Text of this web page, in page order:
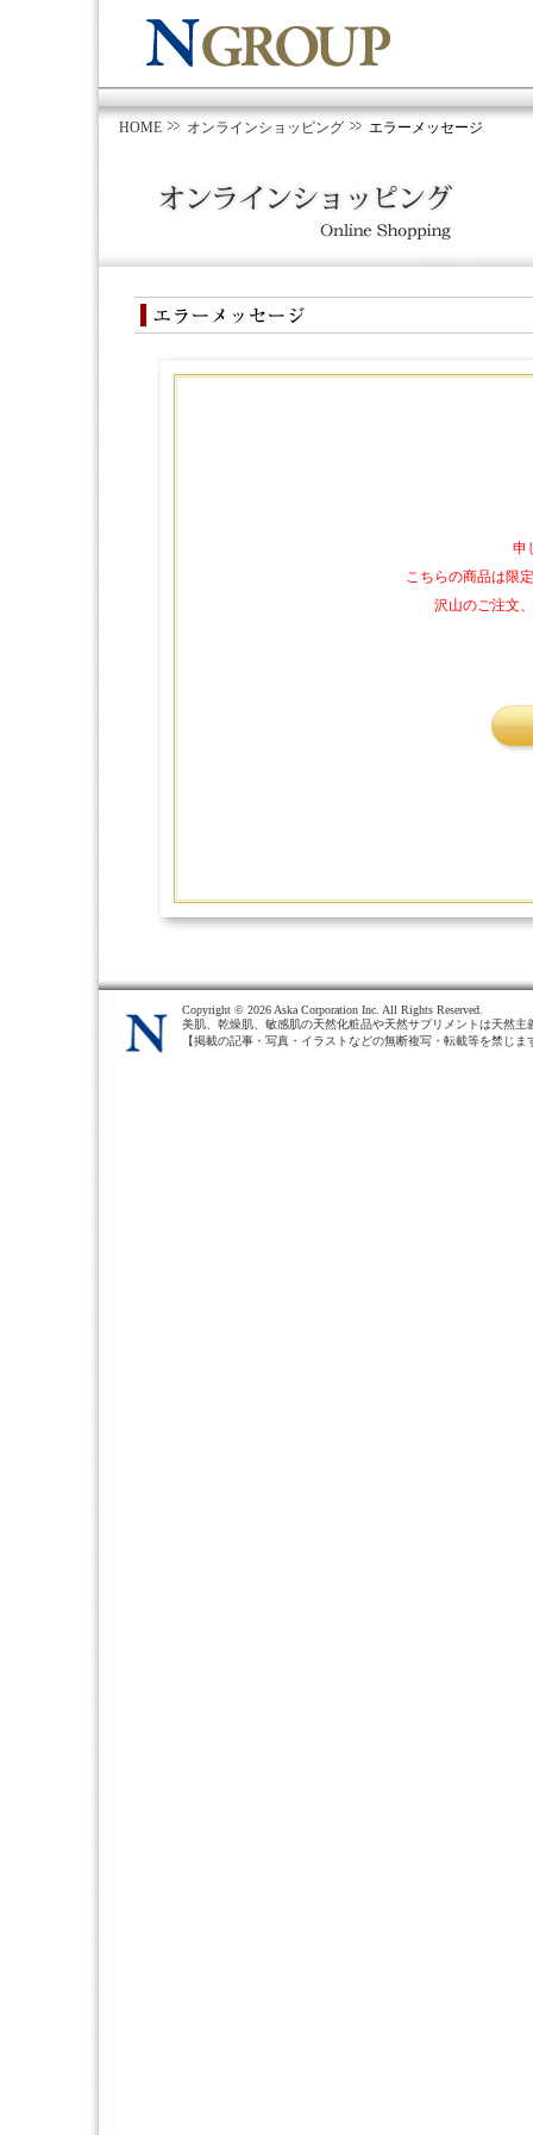
HOME オンラインショッピング エラーメッセージ
申
こちらの商品は限
沢山のご注文
Copyright © 2026 Aska Corporation Inc. All Rights Reserved.
美肌、乾燥肌、敏感肌の天然化粧品や天然サプリメントは天然主
【掲載の記事・写真・イラストなどの無断複写・転載等を禁じま